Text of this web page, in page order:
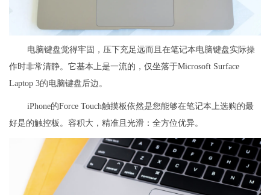
电脑键盘觉得牢固，压下充足远而且在笔记本电脑键盘实际操
作时非常清静。它基本上是一流的，仅坐落于Microsoft Surface
Laptop 3的电脑键盘后边。
iPhone的Force Touch触摸板依然是您能够在笔记本上选购的最
好是的触控板。容积大，精准且光滑：全方位优异。